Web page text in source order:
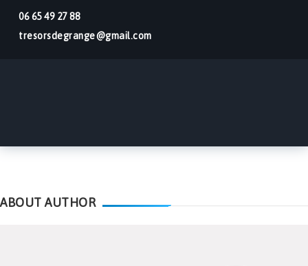
06 65 49 27 88
tresorsdegrange@gmail.com
ABOUT AUTHOR